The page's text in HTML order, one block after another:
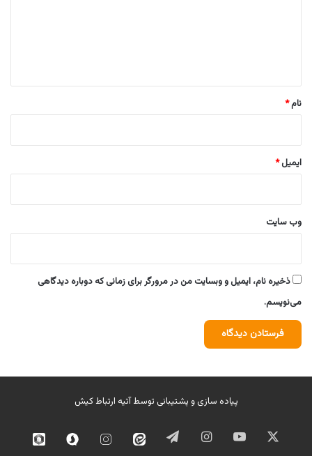
نام*
ایمیل*
وب‌ سایت
ذخیره نام، ایمیل و وبسایت من در مرورگر برای زمانی که دوباره دیدگاهی
می‌نویسم.
پیاده سازی و پشتیبانی توسطآتیه ارتباط کیش
ایکس یوتیوب اینستاگرامتلگرام ایتا اینستاگرامسروش